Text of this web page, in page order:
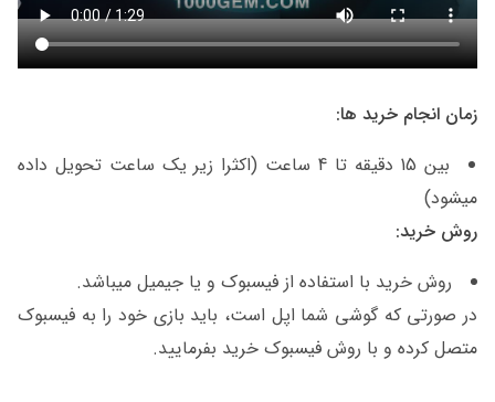
زمان انجام خرید ها:
بین 15 دقیقه تا 4 ساعت (اکثرا زیر یک ساعت تحویل داده
میشود)
روش خرید:
روش خرید با استفاده از فیسبوک و یا جیمیل میباشد.
در صورتی که گوشی شما اپل است، باید بازی خود را به فیسبوک
متصل کرده و با روش فیسبوک خرید بفرمایید.